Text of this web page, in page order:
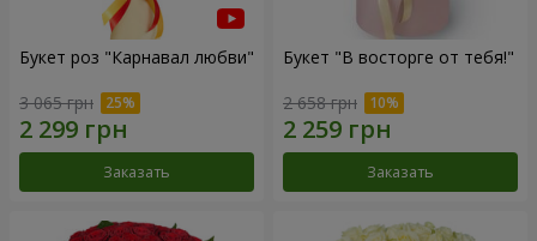
Букет роз "Карнавал любви"
3 065 грн
Заказать
Букет "В восторге от тебя!"
2 658 грн
Заказать